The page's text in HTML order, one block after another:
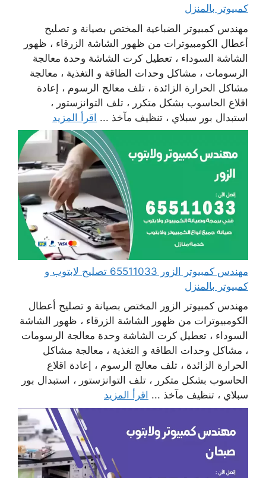
كمبيوتر بالمنزل
مهندس كمبيوتر الضباعية المختص بصيانة و تصليح
أعطال الكومبيوترات من ظهور الشاشة الزرقاء ، ظهور
الشاشة السوداء ، تعطيل كرت الشاشة وحدة معالجة
الرسومات ، مشاكل وحدات الطاقة و التغذية ، معالجة
مشاكل الحرارة الزائدة ، تلف معالج الرسوم ، إعادة
اقلاع الحاسوب بشكل متكرر ، تلف التوانزستور ،
استبدال بور سبلاي ، تنظيف مآخذ ... اقرأ المزيد
مهندس كمبيوتر الزور 65511033 تصليح لابتوب و
كمبيوتر بالمنزل
مهندس كمبيوتر الزور المختص بصيانة و تصليح أعطال
الكومبيوترات من ظهور الشاشة الزرقاء ، ظهور الشاشة
السوداء ، تعطيل كرت الشاشة وحدة معالجة الرسومات
، مشاكل وحدات الطاقة و التغذية ، معالجة مشاكل
الحرارة الزائدة ، تلف معالج الرسوم ، إعادة اقلاع
الحاسوب بشكل متكرر ، تلف التوانزستور ، استبدال بور
سبلاي ، تنظيف مآخذ ... اقرأ المزيد